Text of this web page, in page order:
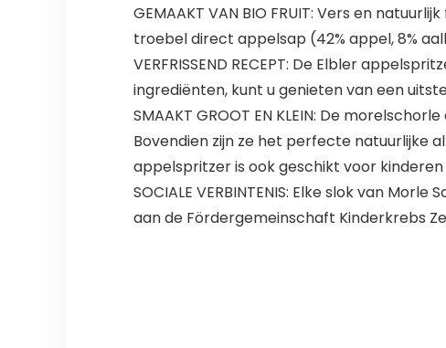
GEMAAKT VAN BIO FRUIT: Vers en
troebel direct appelsap (42% appel, 8%
VERFRISSEND RECEPT: De Elbler
ingrediënten, kunt u genieten van een
SMAAKT GROOT EN KLEIN: De
Bovendien zijn ze het perfecte natuurlijke
appelspritzer is ook geschikt voor kinderen
SOCIALE VERBINTENIS: Elke slok van
aan de Fördergemeinschaft Kinderkrebs